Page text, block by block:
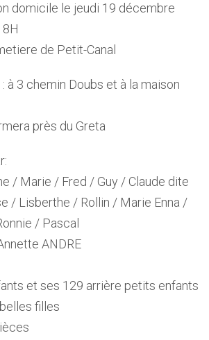
domicile le jeudi 19 décembre
de Petit-Canal
à 3 chemin Doubs et à la maison
près du Greta
/ Marie / Fred / Guy / Claude dite
/ Lisberthe / Rollin / Marie Enna /
/ Pascal
ANDRE
et ses 129 arrière petits enfants
filles